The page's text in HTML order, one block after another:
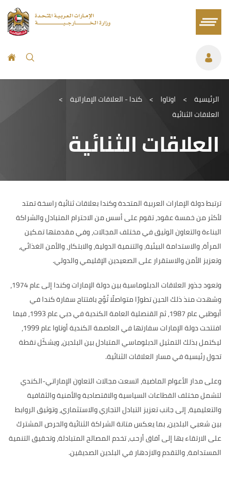
الرئيسية > اوتاوا > كندا - العلاقات الإماراتية >
العلاقات الثنائية
العلاقات الثنائية
ترتبط دولة الإمارات العربية المتحدة وكندا بعلاقات ثنائية راسخة تمتد
لأكثر من خمسة عقود، تقوم على أسس من الاحترام المتبادل والشراكة
البناءة والتعاون الوثيق في مختلف المجالات، وفي مقدمتها تمكين
المرأة، والاستدامة البيئية، والتنمية الدولية، والابتكار، والأمن الغذائي،
وتعزيز الأمن والاستقرار على الصعيدين الإقليمي والدولي.
وتعود جذور العلاقات الدبلوماسية بين دولة الإمارات وكندا إلى عام 1974،
وشهدت منذ ذلك الحين تطورًا متواصلًا تُوِّج بافتتاح سفارة كندا في
أبوظبي عام 1987، ثم القنصلية العامة الكندية في دبي عام 1993، فيما
افتتحت دولة الإمارات سفارتها في العاصمة الكندية أوتاوا عام 1999،
ليكتمل بذلك التمثيل الدبلوماسي المتبادل بين البلدين، ويشكّل نقطة
تحول رئيسية في مسار العلاقات الثنائية.
وعلى مدار الأعوام الماضية، اتسعت مجالات التعاون الإماراتي-الكندي
لتشمل مختلف القطاعات السياسية والاقتصادية والأمنية والثقافية
والتعليمية، إلى جانب تعزيز التبادل التجاري والاستثماري، وتوثيق الروابط
بين شعبي البلدين، بما يعكس متانة الشراكة الثنائية والحرص المشترك
على الارتقاء بها إلى آفاق أرحب، تخدم المصالح المتبادلة، وتحقيق التنمية
المستدامة، والتقدم والازدهار في البلدين الصديقين.